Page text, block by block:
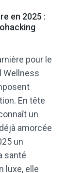
en 2025 :
pour le
Wellness
En tête
un
amorcée
un
santé
luxe, elle